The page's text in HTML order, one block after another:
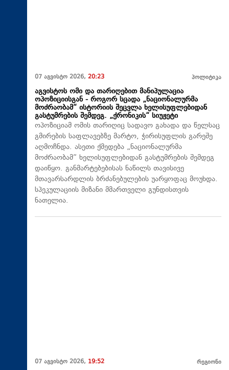
07 აგვისტო 2026, 20:23 პოლიტიკა
აგვისტოს ომი და თარიღებით მანიპულაცია
ოპოზიციისგან - როგორ სცადა „ნაციონალურმა
მოძრაობამ“ ისტორიის შეცვლა ხელისუფლებიდან
გასტუმრების შემდეგ. „ქრონიკის“ სიუჟეტი
ოპოზიციამ ომის თარიღიც სადავო გახადა და წელსაც
გმირების საფლავებზე მარტო, ჭირისუფლის გარეშე
აღმოჩნდა. ასეთი ქმედება „ნაციონალურმა
მოძრაობამ“ ხელისუფლებიდან გასტუმრების შემდეგ
დაიწყო. განმარტებებისას ნაწილს თავისივე
მთავარსარდლის ბრძანებულების უარყოფაც მოუხდა.
სპეკულაციის მიზანი მმართველი გუნდისთვის
ნათელია.
07 აგვისტო 2026, 19:52 რეგიონი